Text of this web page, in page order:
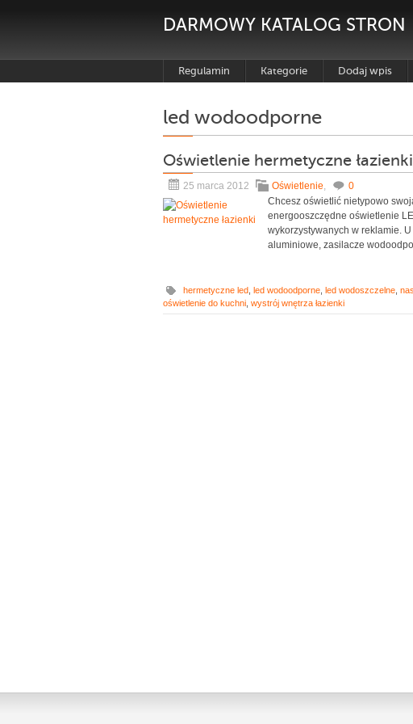
DARMOWY KATALOG STRON
Regulamin Kategorie Dodaj wpis
led wodoodporne
Oświetlenie hermetyczne łazienki
25 marca 2012 Oświetlenie,
0
Chcesz oświetlić nietypowo
energooszczędne oświetlenie
wykorzystywanych w reklamie.
aluminiowe, zasilacze
hermetyczne led led wodoodporne led wodoszczelne
oświetlenie do kuchni wystrój wnętrza łazienki